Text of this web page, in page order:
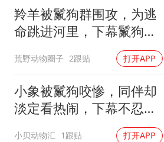
我国编制完
“深圳地面
奋进开新局
羚羊被鬣狗群围攻，为逃
命跳进河里，下幕鬣狗后
荒野动物圈子 2跟贴 打开APP
小象被鬣狗咬惨，同伴却
淡定看热闹，下幕不忍心
小贝动物汇 1跟贴 打开APP